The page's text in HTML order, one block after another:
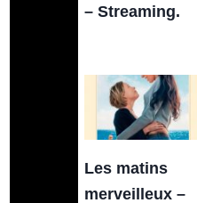
– Streaming.
Les matins
merveilleux –